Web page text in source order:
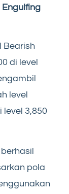
Engulfing
Bearish
di level
level
3,850
pola